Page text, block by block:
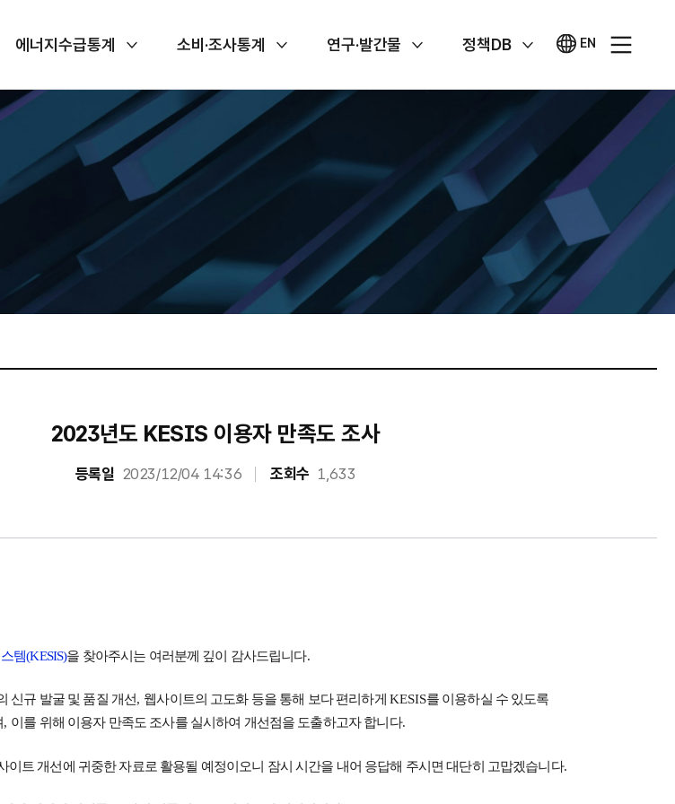
EN
영문
에너지수급통계 소비·조사통계 연구·발간물 정책DB
2023년도 KESIS 이용자 만족도 조사
등록일 2023/12/04 14:36 조회수 1,633
템(KESIS)을 찾아주시는 여러분께 깊이 감사드립니다.
신규 발굴 및 품질 개선, 웹사이트의 고도화 등을 통해 보다 편리하게 KESIS를 이용하실 수 있도록
, 이를 위해 이용자 만족도 조사를 실시하여 개선점을 도출하고자 합니다.
이트 개선에 귀중한 자료로 활용될 예정이오니 잠시 시간을 내어 응답해 주시면 대단히 고맙겠습니다.